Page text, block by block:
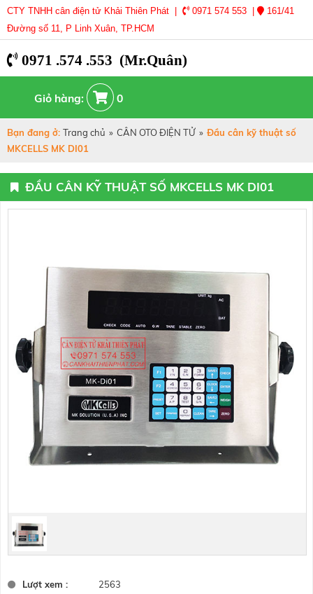
CTY TNHH cân điện tử Khải Thiên Phát | 0971 574 553 |
161/41
Đường số 11, P Linh Xuân, TP.HCM
0971 .574 .553 (Mr.Quân)
Giỏ hàng: 0
Bạn đang ở: Trang chủ » CÂN OTO ĐIỆN TỬ » Đầu cân kỹ thuật số
MKCELLS MK DI01
ĐẦU CÂN KỸ THUẬT SỐ MKCELLS MK DI01
Lượt xem : 2563